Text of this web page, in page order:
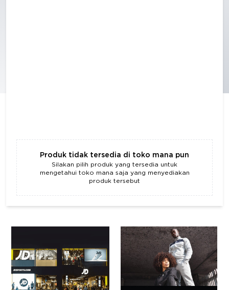
Produk tidak tersedia di toko mana pun
Silakan pilih produk yang tersedia untuk
mengetahui toko mana saja yang menyediakan
produk tersebut